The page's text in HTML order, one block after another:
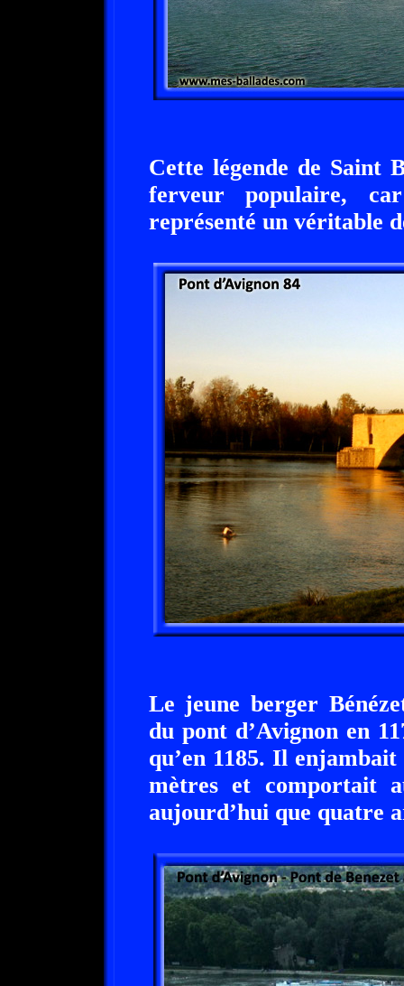
Cette légende de Saint
ferveur populaire,
représenté un véritable
Le jeune berger
du pont d’Avignon en
qu’en 1185. Il
mètres et comportait
aujourd’hui que quatre